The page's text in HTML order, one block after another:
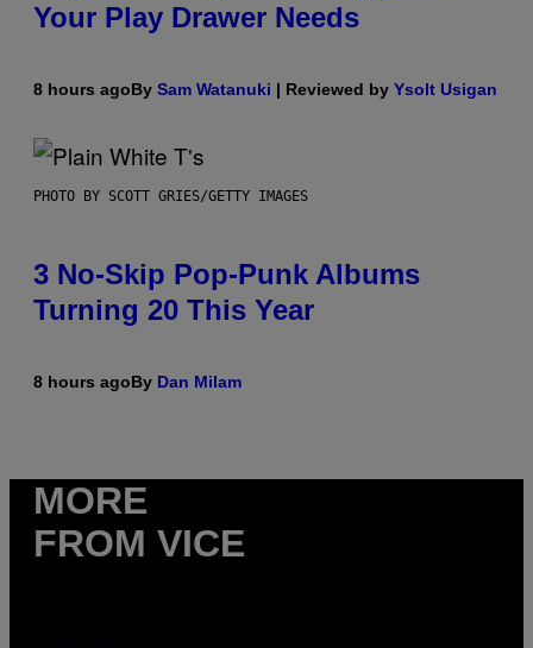
Your Play Drawer Needs
8 hours agoBy Sam Watanuki | Reviewed by Ysolt Usigan
PHOTO BY SCOTT GRIES/GETTY IMAGES
3 No-Skip Pop-Punk Albums
Turning 20 This Year
8 hours agoBy Dan Milam
MORE
FROM VICE